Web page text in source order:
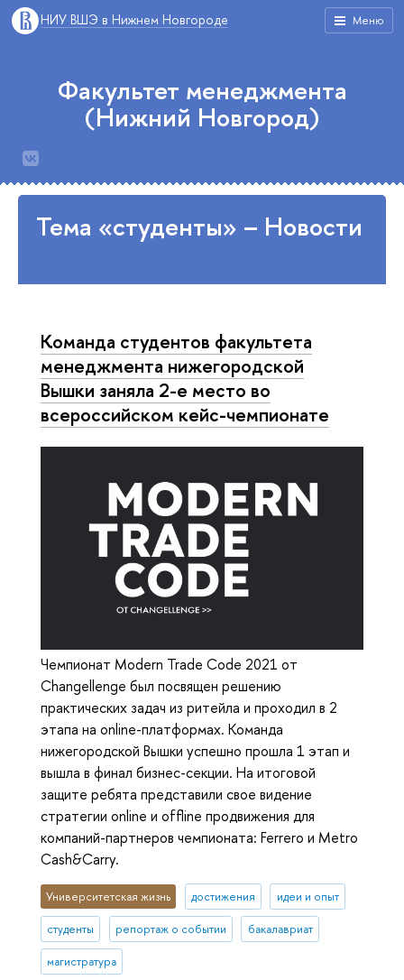
Меню
НИУ ВШЭ в Нижнем Новгороде
Факультет менеджмента
(Нижний Новгород)
Тема «студенты» – Новости
Команда студентов факультета
менеджмента нижегородской
Вышки заняла 2-е место во
всероссийском кейс-чемпионате
Чемпионат Modern Trade Code 2021 от
Changellenge был посвящен решению
практических задач из ритейла и проходил в 2
этапа на online-платформах. Команда
нижегородской Вышки успешно прошла 1 этап и
вышла в финал бизнес-секции. На итоговой
защите ребята представили свое видение
стратегии online и offline продвижения для
компаний-партнеров чемпионата: Ferrero и Metro
Cash&Carry.
Университетская жизнь достижения идеи и опыт
студенты репортаж о событии бакалавриат
магистратура